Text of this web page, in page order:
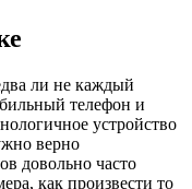
ли не каждый
телефон и
устройство
верно
довольно часто
как произвести то